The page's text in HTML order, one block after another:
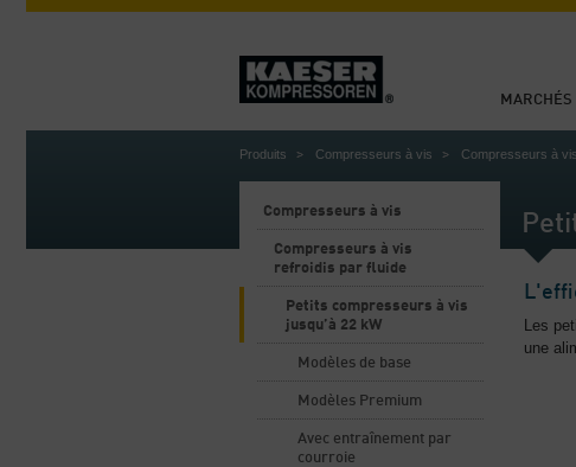
MARCHÉS
Produits Compresseurs à vis Compresseurs à
Compresseurs à vis
Compresseurs à vis
refroidis par fluide
Petits compresseurs à vis
jusqu’à 22 kW
Modèles de base
Modèles Premium
Avec entraînement par
courroie
Les
une